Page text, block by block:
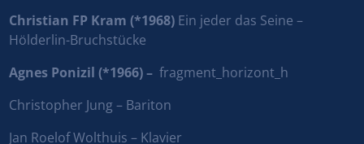
Christian FP Kram (*1968) Ein jeder das Seine –
Hölderlin-Bruchstücke
Agnes Ponizil (*1966) – fragment_horizont_h
Christopher Jung – Bariton
Jan Roelof Wolthuis – Klavier